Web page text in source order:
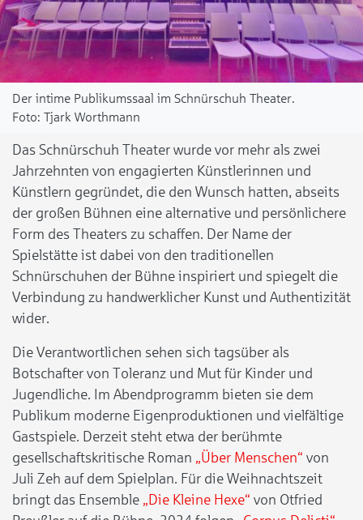
Der intime Publikumssaal im Schnürschuh Theater.
Tjark Worthmann
Das Schnürschuh Theater wurde vor mehr als zwei
Jahrzehnten von engagierten Künstlerinnen und
Künstlern gegründet, die den Wunsch hatten, abseits
der großen Bühnen eine alternative und persönlichere
Form des Theaters zu schaffen. Der Name der
Spielstätte ist dabei von den traditionellen
Schnürschuhen der Bühne inspiriert und spiegelt die
Verbindung zu handwerklicher Kunst und Authentizität
wider.
Die Verantwortlichen sehen sich tagsüber als
Botschafter von Toleranz und Mut für Kinder und
Jugendliche. Im Abendprogramm bieten sie dem
Publikum moderne Eigenproduktionen und vielfältige
Gastspiele. Derzeit steht etwa der berühmte
gesellschaftskritische Roman „Über Menschen“ von
Juli Zeh auf dem Spielplan. Für die Weihnachtszeit
bringt das Ensemble „Die Kleine Hexe“ von Otfried